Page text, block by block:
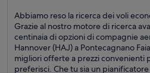
Abbiamo reso la ricerca dei voli
Grazie al nostro motore di ricerca
centinaia di opzioni di compagnie
Hannover (HAJ) a Pontecagnano
migliori offerte a prezzi convenienti
preferisci. Che tu sia un